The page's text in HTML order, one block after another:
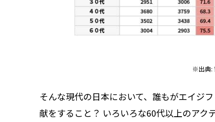
※出典:
そんな現代の日本において、誰もがエイジ
献をすること？ いろいろな60代以上のアク